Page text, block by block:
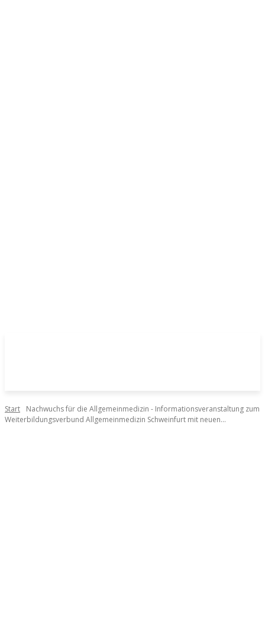
Start
Nachwuchs für die Allgemeinmedizin - Informationsveranstaltung zum
Weiterbildungsverbund Allgemeinmedizin Schweinfurt mit neuen...